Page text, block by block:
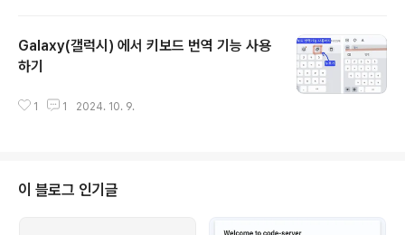
Galaxy(갤럭시) 에서 키보드 번역 기능 사용
하기
1 1 2024. 10. 9.
이 블로그 인기글